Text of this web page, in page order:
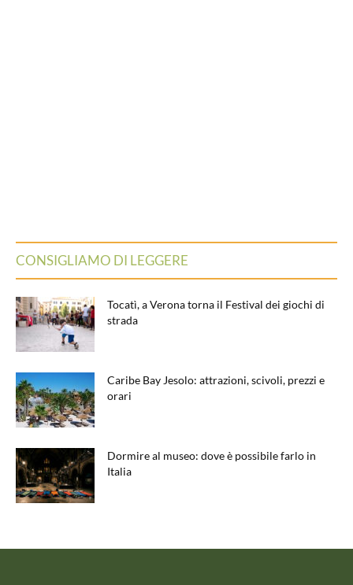
CONSIGLIAMO DI LEGGERE
Tocatì, a Verona torna il Festival dei giochi di
strada
Caribe Bay Jesolo: attrazioni, scivoli, prezzi e
orari
Dormire al museo: dove è possibile farlo in
Italia